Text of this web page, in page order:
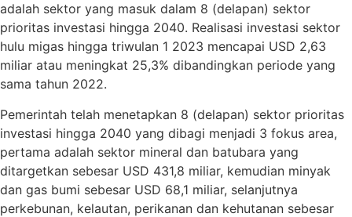
adalah sektor yang masuk dalam 8 (delapan) sektor
prioritas investasi hingga 2040. Realisasi investasi sektor
hulu migas hingga triwulan 1 2023 mencapai USD 2,63
miliar atau meningkat 25,3% dibandingkan periode yang
sama tahun 2022.
Pemerintah telah menetapkan 8 (delapan) sektor prioritas
investasi hingga 2040 yang dibagi menjadi 3 fokus area,
pertama adalah sektor mineral dan batubara yang
ditargetkan sebesar USD 431,8 miliar, kemudian minyak
dan gas bumi sebesar USD 68,1 miliar, selanjutnya
perkebunan, kelautan, perikanan dan kehutanan sebesar